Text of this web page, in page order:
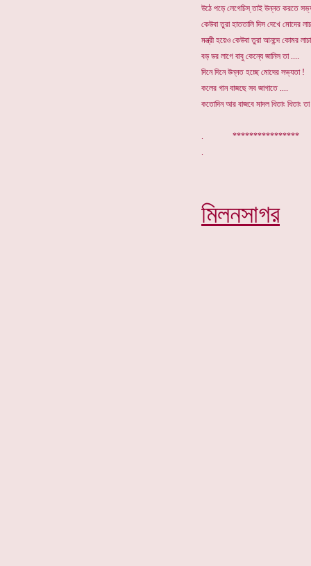
উঠে পড়ে লেগেচিস্ তাই উন্নত করতে
কেউবা তুরা হাততালি দিস দেখে মোদের লাচ
মন্ত্রী হয়েও কেউবা তুরা আনন্দে কোমর
বড় ডর লাগে বাবু কেন্যে জানিস তা ....
দিনে দিনে উন্নত হচ্ছে মোদের সভ্যতা !
কলের গান বাজছে সব জাগাতে ....
কতোদিন আর বাজবে মাদল ধিতাং ধিতাং
.
মিলনসাগর